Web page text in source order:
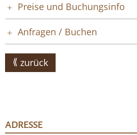
Preise und Buchungsinfo
Anfragen / Buchen
zurück
ADRESSE